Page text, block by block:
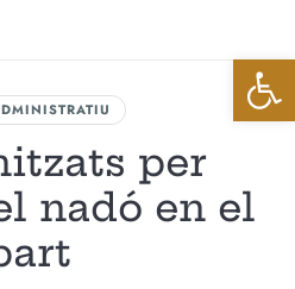
per
nadó en el
Abrir